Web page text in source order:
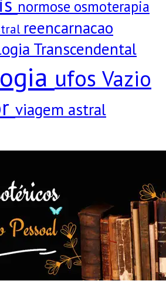
normose osmoterapia
reencarnacao
Transcendental
ufos Vazio
viagem astral